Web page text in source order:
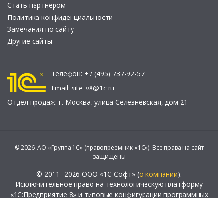
Стать партнером
Политика конфиденциальности
Замечания по сайту
Другие сайты
Телефон: +7 (495) 737-92-57
Email: site_v8@1c.ru
Отдел продаж: г. Москва, улица Селезнёвская, дом 21
© 2026 АО «Группа 1С» (правопреемник «1С»). Все права на сайт
защищены
© 2011- 2026 ООО «1С-Софт» (о компании).
Исключительное право на технологическую платформу
«1С:Предприятие 8» и типовые конфигурации программных